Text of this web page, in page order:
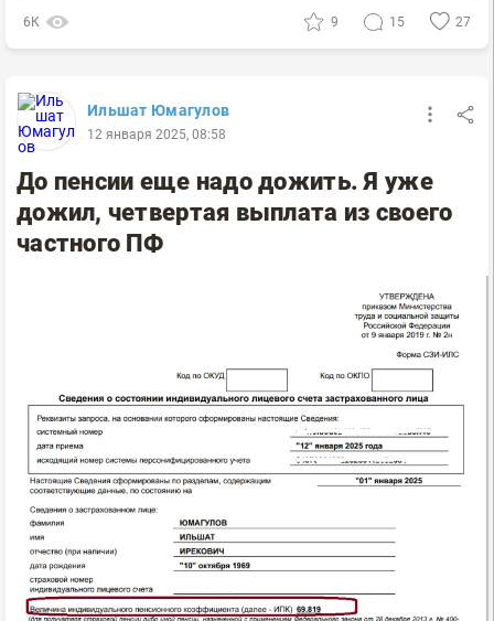
6К 9 15 27
Ильшат Юмагулов
12 января 2025, 08:58
До пенсии еще надо дожить. Я уже
дожил, четвертая выплата из своего
частного ПФ